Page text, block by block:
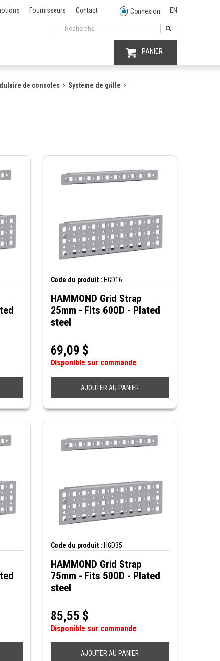
Fournisseurs Contact Connexion EN
PANIER
de consoles Système de grille
Code du produit : HGD16
HAMMOND Grid Strap
25mm - Fits 600D - Plated
steel
69,09 $
Disponible sur commande
AJOUTER AU PANIER
Code du produit : HGD35
HAMMOND Grid Strap
75mm - Fits 500D - Plated
steel
85,55 $
Disponible sur commande
AJOUTER AU PANIER